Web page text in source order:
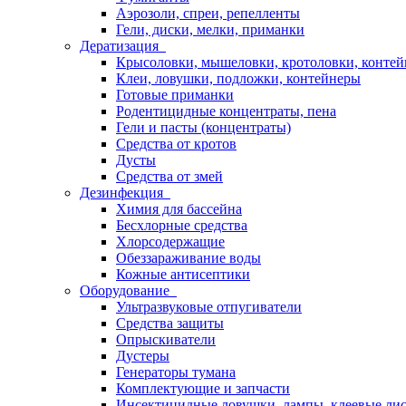
Аэрозоли, спреи, репелленты
Гели, диски, мелки, приманки
Дератизация
Крысоловки, мышеловки, кротоловки,
Клеи, ловушки, подложки, контейнеры
Готовые приманки
Родентицидные концентраты, пена
Гели и пасты (концентраты)
Средства от кротов
Дусты
Средства от змей
Дезинфекция
Химия для бассейна
Бесхлорные средства
Хлорсодержащие
Обеззараживание воды
Кожные антисептики
Оборудование
Ультразвуковые отпугиватели
Средства защиты
Опрыскиватели
Дустеры
Генераторы тумана
Комплектующие и запчасти